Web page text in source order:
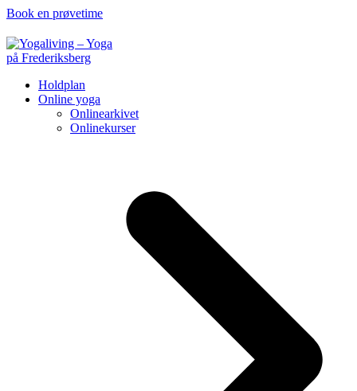
Book en prøvetime
Holdplan
Online yoga
Onlinearkivet
Onlinekurser